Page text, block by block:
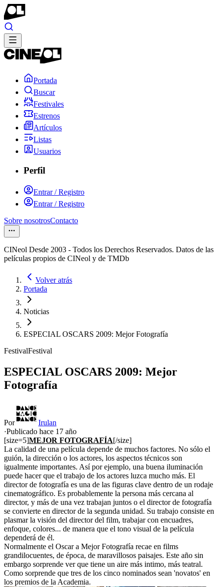
Portada
Buscar
Festivales
Estrenos
Artículos
Listas
Usuarios
Perfil
Entrar / Registro
Entrar / Registro
Sobre nosotrosContacto
CINeol Desde 2003 - Todos los Derechos Reservados. Datos de las
películas propios de CINeol y de TMDb
Volver atrás
Portada
Noticias
ESPECIAL OSCARS 2009: Mejor Fotografía
FestivalFestival
ESPECIAL OSCARS 2009: Mejor
Fotografía
Por
Irulan
·Publicado hace 17 año
[size=5]MEJOR FOTOGRAFÍA[/size]
La calidad de una película depende de muchos factores. No sólo el
guión, la dirección o los actores, los aspectos técnicos son
igualmente importantes. Así por ejemplo, una buena iluminación
puede hacer que el trabajo de los actores luzca mucho más. El
director de fotografía es una de las figuras clave dentro de un rodaje
cinematográfico. Es probablemente la persona más cercana al
director, y más de una vez trabajan juntos o el director de fotografía
se convierte en director de la segunda unidad. Su trabajo consiste en
plasmar la visión del director del film, trabajar con encuadres,
enfoque, colores... de manera que el tono visual de la película
dependerá de él.
Normalmente el Oscar a Mejor Fotografía recae en films
grandilocuentes, de época, de maravillosos paisajes. Este año sin
embargo sorprende ver que tiene un aire más intimo, más teatral.
Como sorprende que tres de los cinco nominados sean 'novatos' en
los premios de la Academia.